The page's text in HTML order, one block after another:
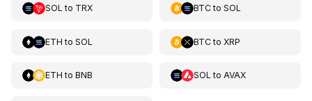
SOL to TRX BTCto SOL
ETH to SOL BTCto XRP
ETH to BNB SOL to AVAX